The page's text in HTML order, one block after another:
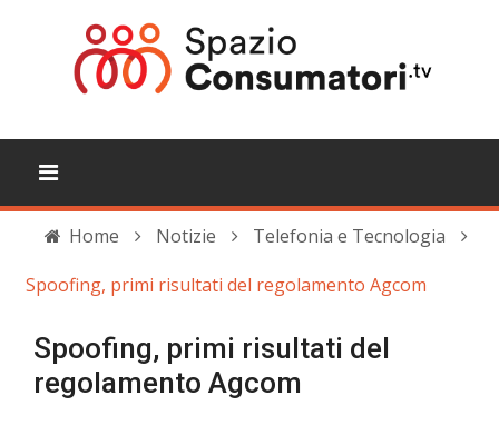
Home Notizie
Telefonia e Tecnologia
Spoofing, primi risultati del regolamento Agcom
Spoofing, primi risultati del
regolamento Agcom